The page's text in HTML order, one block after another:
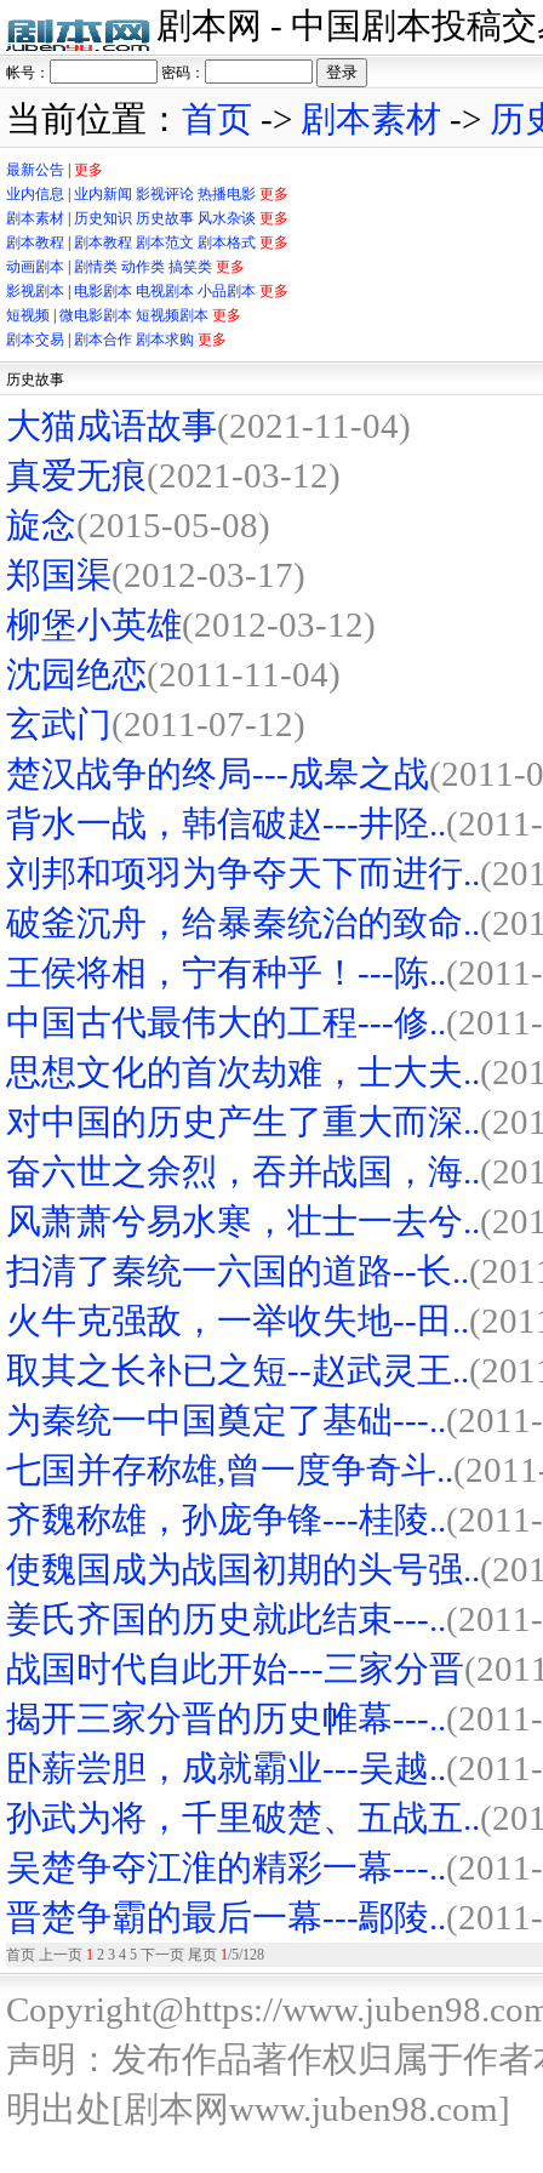
剧本网 - 中国剧本投稿
帐号： 密码：
当前位置： 首页 -> 剧本素材 -> 历
最新公告 | 更多
业内信息 | 业内新闻 影视评论 热播电影 更多
剧本素材 | 历史知识 历史故事 风水杂谈 更多
剧本教程 | 剧本教程 剧本范文 剧本格式 更多
动画剧本 | 剧情类 动作类 搞笑类 更多
影视剧本 | 电影剧本 电视剧本 小品剧本 更多
短视频 | 微电影剧本 短视频剧本 更多
剧本交易 | 剧本合作 剧本求购 更多
历史故事
大猫成语故事(2021-11-04)
真爱无痕(2021-03-12)
旋念(2015-05-08)
郑国渠(2012-03-17)
柳堡小英雄(2012-03-12)
沈园绝恋(2011-11-04)
玄武门(2011-07-12)
楚汉战争的终局---成皋之战(2011-
背水一战，韩信破赵---井陉..
刘邦和项羽为争夺天下而进行..
破釜沉舟，给暴秦统治的致命..
王侯将相，宁有种乎！---陈..
中国古代最伟大的工程---修..
思想文化的首次劫难，士大夫..
对中国的历史产生了重大而深..
奋六世之余烈，吞并战国，海..
风萧萧兮易水寒，壮士一去兮..
扫清了秦统一六国的道路--长..
火牛克强敌，一举收失地--田..
取其之长补已之短--赵武灵王..
为秦统一中国奠定了基础---..
七国并存称雄,曾一度争奇斗..
齐魏称雄，孙庞争锋---桂陵..
使魏国成为战国初期的头号强..
姜氏齐国的历史就此结束---..
战国时代自此开始---三家分晋
揭开三家分晋的历史帷幕---..
卧薪尝胆，成就霸业---吴越..
孙武为将，千里破楚、五战五..
吴楚争夺江淮的精彩一幕---..
晋楚争霸的最后一幕---鄢陵..
首页 上一页 1 2 3 4 5 下一页 尾页 1/5/128
Copyright@https://
声明：发布作品著作权归属于作
明出处[剧本网www.juben98.com]